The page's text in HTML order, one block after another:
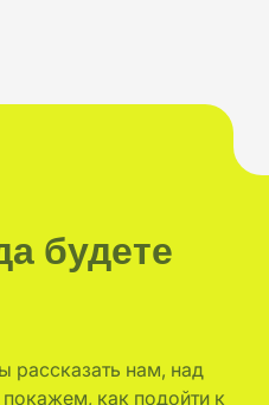
будете
рассказать нам, над
как подойти к